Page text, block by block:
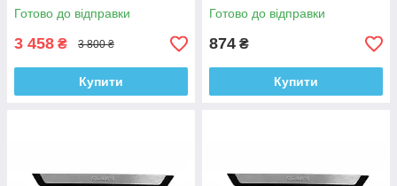
Готово до відправки
3 458 ₴ 3 800 ₴
Купити
Готово до відправки
874 ₴
Купити